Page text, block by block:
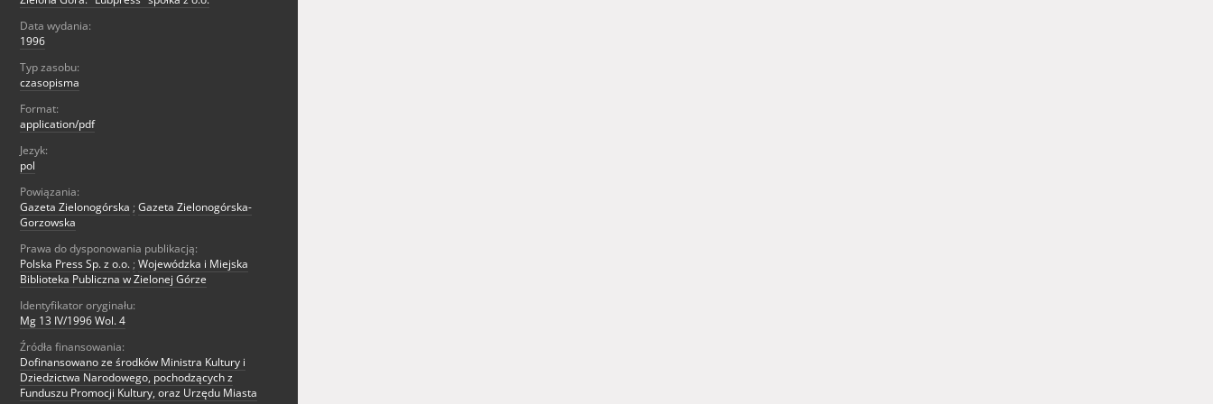
Data wydania:
1996
Typ zasobu:
czasopisma
Format:
application/pdf
Jezyk:
pol
Powiązania:
Gazeta Zielonogórska ; Gazeta Zielonogórska-
Gorzowska
Prawa do dysponowania publikacją:
Polska Press Sp. z o.o. ; Wojewódzka i Miejska
Biblioteka Publiczna w Zielonej Górze
Identyfikator oryginału:
Mg 13 IV/1996 Wol. 4
Źródła finansowania:
Dofinansowano ze środków Ministra Kultury i
Dziedzictwa Narodowego, pochodzących z
Funduszu Promocji Kultury, oraz Urzędu Miasta